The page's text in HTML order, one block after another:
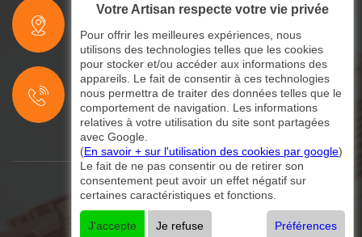
indisponible
indisponible
©2024 - 2026 Tout droit réservé
Mentions légales-Contactez-nous
Votre Artisan respecte votre vie privée
Pour offrir les meilleures expériences, nous
utilisons des technologies telles que les cookies
pour stocker et/ou accéder aux informations des
appareils. Le fait de consentir à ces technologies
nous permettra de traiter des données telles que le
comportement de navigation. Les informations
relatives à votre utilisation du site sont partagées
avec Google.
(En savoir + sur l'utilisation des cookies par google)
Le fait de ne pas consentir ou de retirer son
consentement peut avoir un effet négatif sur
certaines caractéristiques et fonctions.
J'accepte Je refuse Préférences